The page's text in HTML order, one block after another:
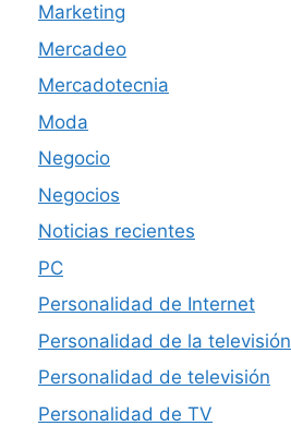
Marketing
Mercadeo
Mercadotecnia
Moda
Negocio
Negocios
Noticias recientes
PC
Personalidad de Internet
Personalidad de la televisión
Personalidad de televisión
Personalidad de TV